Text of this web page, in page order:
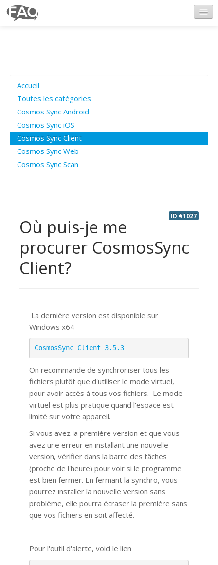
Poser une question
Questions ouvertes
Connexion
Accueil
Toutes les catégories
Cosmos Sync Android
Cosmos Sync iOS
Cosmos Sync Client
Cosmos Sync Web
Cosmos Sync Scan
ID #1027
Où puis-je me
procurer CosmosSync
Client?
La dernière version est disponible sur
Windows x64
CosmosSync Client 3.5.3
On recommande de synchroniser tous les
fichiers plutôt que d'utiliser le mode virtuel,
pour avoir accès à tous vos fichiers. Le mode
virtuel est plus pratique quand l'espace est
limité sur votre appareil.
Si vous avez la première version et que vous
avez une erreur en installant une nouvelle
version, vérifier dans la barre des tâches
(proche de l'heure) pour voir si le programme
est bien fermer. En fermant la synchro, vous
pourrez installer la nouvelle version sans
problème, elle pourra écraser la première sans
que vos fichiers en soit affecté.
Pour l'outil d'alerte, voici le lien